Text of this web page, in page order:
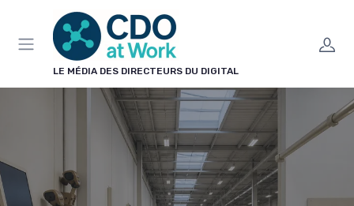
LE MÉDIA DES DIRECTEURS DU DIGITAL
Panneau de gestion des cookies